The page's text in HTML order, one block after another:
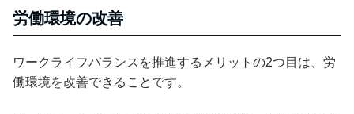
労働環境の改善
ワークライフバランスを推進するメリットの2つ目は、労
働環境を改善できることです。